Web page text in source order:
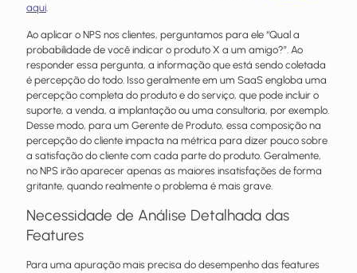
aqui.
Ao aplicar o NPS nos clientes, perguntamos para ele “Qual a
probabilidade de você indicar o produto X a um amigo?”. Ao
responder essa pergunta, a informação que está sendo coletada
é percepção do todo. Isso geralmente em um SaaS engloba uma
percepção completa do produto e do serviço, que pode incluir o
suporte, a venda, a implantação ou uma consultoria, por exemplo.
Desse modo, para um Gerente de Produto, essa composição na
percepção do cliente impacta na métrica para dizer pouco sobre
a satisfação do cliente com cada parte do produto. Geralmente,
no NPS irão aparecer apenas as maiores insatisfações de forma
gritante, quando realmente o problema é mais grave.
Necessidade de Análise Detalhada das
Features
Para uma apuração mais precisa do desempenho das features